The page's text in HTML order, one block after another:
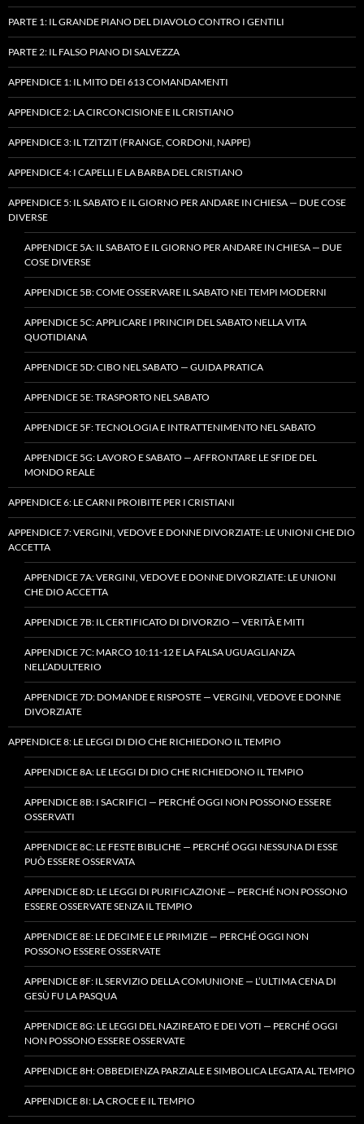
PARTE 1: IL GRANDE PIANO DEL DIAVOLO CONTRO I GENTILI
PARTE 2: IL FALSO PIANO DI SALVEZZA
APPENDICE 1: IL MITO DEI 613 COMANDAMENTI
APPENDICE 2: LA CIRCONCISIONE E IL CRISTIANO
APPENDICE 3: IL TZITZIT (FRANGE, CORDONI, NAPPE)
APPENDICE 4: I CAPELLI E LA BARBA DEL CRISTIANO
APPENDICE 5: IL SABATO E IL GIORNO PER ANDARE IN CHIESA — DUE COSE
DIVERSE
APPENDICE 5A: IL SABATO E IL GIORNO PER ANDARE IN CHIESA — DUE
COSE DIVERSE
APPENDICE 5B: COME OSSERVARE IL SABATO NEI TEMPI MODERNI
APPENDICE 5C: APPLICARE I PRINCIPI DEL SABATO NELLA VITA
QUOTIDIANA
APPENDICE 5D: CIBO NEL SABATO — GUIDA PRATICA
APPENDICE 5E: TRASPORTO NEL SABATO
APPENDICE 5F: TECNOLOGIA E INTRATTENIMENTO NEL SABATO
APPENDICE 5G: LAVORO E SABATO — AFFRONTARE LE SFIDE DEL
MONDO REALE
APPENDICE 6: LE CARNI PROIBITE PER I CRISTIANI
APPENDICE 7: VERGINI, VEDOVE E DONNE DIVORZIATE: LE UNIONI CHE DIO
ACCETTA
APPENDICE 7A: VERGINI, VEDOVE E DONNE DIVORZIATE: LE UNIONI
CHE DIO ACCETTA
APPENDICE 7B: IL CERTIFICATO DI DIVORZIO — VERITÀ E MITI
APPENDICE 7C: MARCO 10:11-12 E LA FALSA UGUAGLIANZA
NELL’ADULTERIO
APPENDICE 7D: DOMANDE E RISPOSTE — VERGINI, VEDOVE E DONNE
DIVORZIATE
APPENDICE 8: LE LEGGI DI DIO CHE RICHIEDONO IL TEMPIO
APPENDICE 8A: LE LEGGI DI DIO CHE RICHIEDONO IL TEMPIO
APPENDICE 8B: I SACRIFICI — PERCHÉ OGGI NON POSSONO ESSERE
OSSERVATI
APPENDICE 8C: LE FESTE BIBLICHE — PERCHÉ OGGI NESSUNA DI ESSE
PUÒ ESSERE OSSERVATA
APPENDICE 8D: LE LEGGI DI PURIFICAZIONE — PERCHÉ NON POSSONO
ESSERE OSSERVATE SENZA IL TEMPIO
APPENDICE 8E: LE DECIME E LE PRIMIZIE — PERCHÉ OGGI NON
POSSONO ESSERE OSSERVATE
APPENDICE 8F: IL SERVIZIO DELLA COMUNIONE — L’ULTIMA CENA DI
GESÙ FU LA PASQUA
APPENDICE 8G: LE LEGGI DEL NAZIREATO E DEI VOTI — PERCHÉ OGGI
NON POSSONO ESSERE OSSERVATE
APPENDICE 8H: OBBEDIENZA PARZIALE E SIMBOLICA LEGATA AL TEMPIO
APPENDICE 8I: LA CROCE E IL TEMPIO